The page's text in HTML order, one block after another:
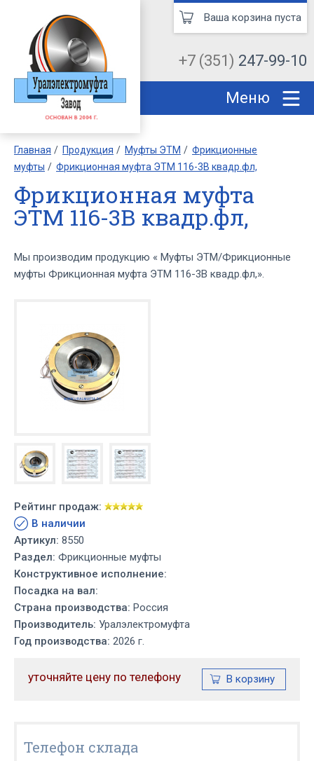
+7 (351) 247-99-10
Ваша корзина пуста
Меню
Главная Продукция Муфты ЭТМ
Фрикционные
муфты
Фрикционная муфта ЭТМ 116-3В квадр.фл,
Фрикционная муфта
ЭТМ 116-3В квадр.фл,
Мы производим продукцию « Муфты ЭТМ/Фрикционные
муфты Фрикционная муфта ЭТМ 116-3В квадр.фл,».
Рейтинг продаж:
В наличии
Артикул: 8550
Раздел: Фрикционные муфты
Конструктивное исполнение:
Посадка на вал:
Страна производства: Россия
Производитель: Уралэлектромуфта
Год производства: 2026 г.
уточняйте цену по телефону
Телефон склада